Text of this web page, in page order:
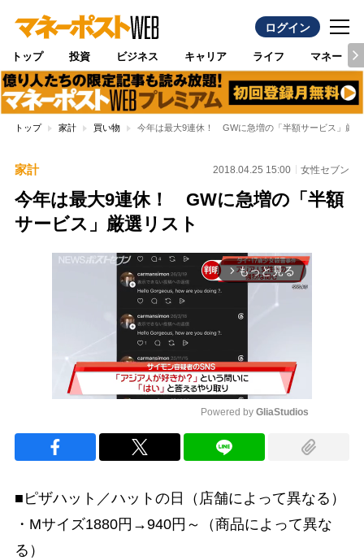
ログイン
トップ 投資 ビジネス キャリア ライフ マネー
トップ 家計 買い物 今年は最大9連休！ GWに急増の「半額サービス」厳
家計 2018.04.25 15:00 女性セブン
今年は最大9連休！ GWに急増の「半額
サービス」厳選リスト
arrow_forward_ios もっと見る
Powered by GliaStudios
■ピザハット／ハットの日（店舗によって異なる）
・Mサイズ1880円→940円～（商品によって異な
る）